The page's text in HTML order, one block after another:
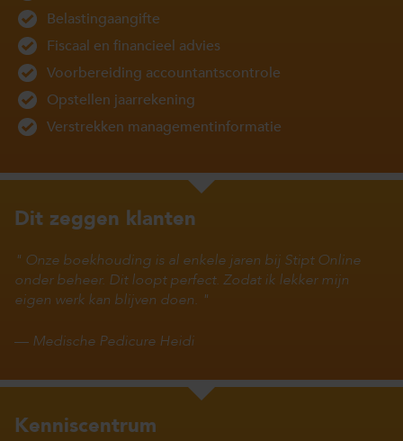
Belastingaangifte
Fiscaal en financieel advies
Voorbereiding accountantscontrole
Opstellen jaarrekening
Verstrekken managementinformatie
Dit zeggen klanten
Onze boekhouding is al enkele jaren bij Stipt Online
onder beheer. Dit loopt perfect. Zodat ik lekker mijn
eigen werk kan blijven doen.
— Medische Pedicure Heidi
Kenniscentrum